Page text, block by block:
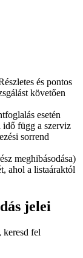
és pontos
követően
esetén
idő függ a szerviz
sorrend
meghibásodása)
ahol a listaáraktól
jelei
keresd fel